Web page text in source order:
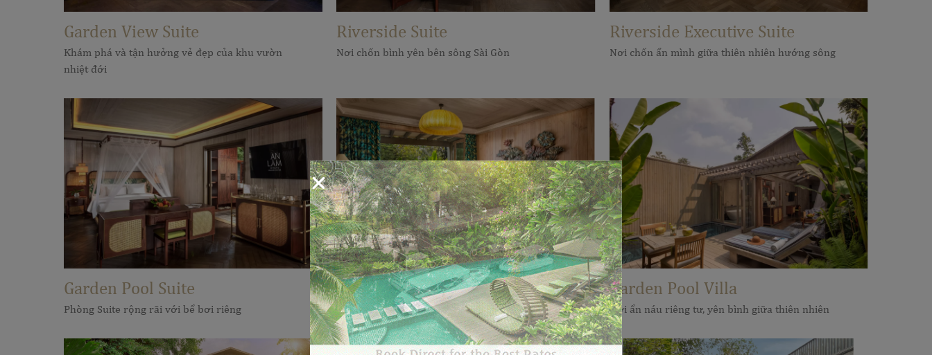
Garden View Suite
Khám phá và tận hưởng vẻ đẹp của khu vườn
nhiệt đới
Riverside Suite
Nơi chốn bình yên bên sông Sài Gòn
Riverside Executive Suite
Nơi chốn ẩn mình giữa thiên nhiên hướng sông
Garden Pool Suite
Phòng Suite rộng rãi với bể bơi riêng
Garden View Two-Bedroom Suite
Thiên đường nghỉ dưỡng cho gia đình và bạn bè
Garden Pool Villa
Nơi ẩn náu riêng tư, yên bình giữa thiên nhiên